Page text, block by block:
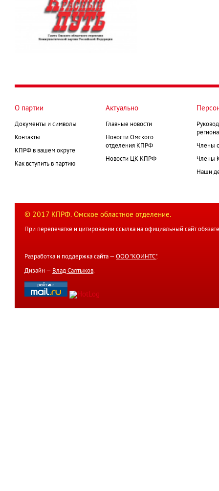
О партии
Документы и символы
Контакты
КПРФ в вашем округе
Как вступить в партию
Актуально
Главные новости
Новости Омского
отделения КПРФ
Новости ЦК КПРФ
Члены
Члены
Наши
© 2017 КПРФ. Омское областное отделение.
При перепечатке и цитировании ссылка на официальный сайт
Разработка и поддержка сайта — ООО "КОИНТС".
Дизайн — Влад Салтыков.